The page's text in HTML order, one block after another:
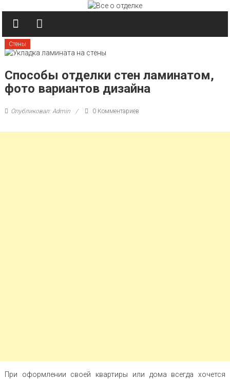
Стены
Способы отделки стен ламинатом,
фото вариантов дизайна
Опубликовал: Admin 0 Комментариев
При оформлении своей квартиры или дома всегда хочется